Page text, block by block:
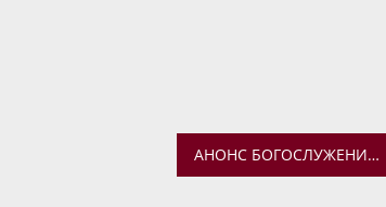
АНОНС БОГОСЛУЖЕНИЙ МИТРОПОЛИТА ВАДИМА НА 19-21 ИЮНЯ